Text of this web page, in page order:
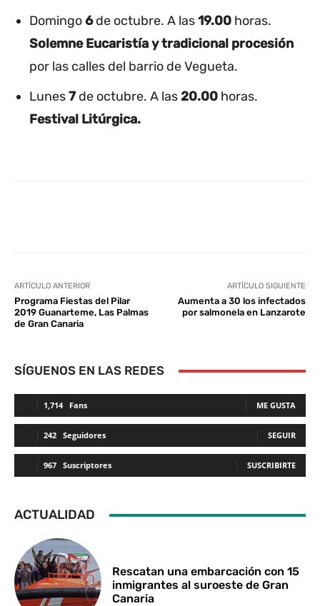
Domingo6de octubre. A las19.00 horas.
Solemne Eucaristía y tradicional procesión
por las calles del barrio de Vegueta.
Lunes7 de octubre. A las20.00 horas.
Festival Litúrgica.
ARTÍCULO ANTERIOR
Programa Fiestas del Pilar
2019 Guanarteme, Las Palmas
de Gran Canaria
ARTÍCULO SIGUIENTE
Aumenta a 30 los infectados
por salmonela en Lanzarote
SÍGUENOS EN LAS REDES
1,714 Fans ME GUSTA
242 Seguidores SEGUIR
967 Suscriptores SUSCRIBIRTE
ACTUALIDAD
Rescatan una embarcación con 15
inmigrantes al suroeste de Gran
Canaria